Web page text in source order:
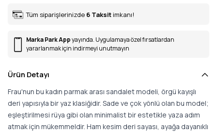
Tüm siparişlerinizde 6 Taksit imkanı!
Marka Park Appyayında. Uygulamaya özel fırsatlardan
yararlanmak için indirmeyi unutmayın
Ürün Detayı
Frau'nun bu kadın parmak arası sandalet modeli, örgü kayışlı
deri yapısıyla bir yaz klasiğidir. Sade ve çok yönlü olan bu model;
eşleştirilmesi rüya gibi olan minimalist bir estetikle yaza adım
atmak için mükemmeldir. Ham kesim deri sayası, ayağa dayanıklı